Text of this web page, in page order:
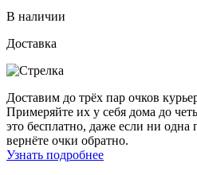
В наличии
Доставка
Доставим до трёх пар очков
Примеряйте их у себя дома до
это бесплатно, даже если ни
вернёте очки обратно.
Узнать подробнее